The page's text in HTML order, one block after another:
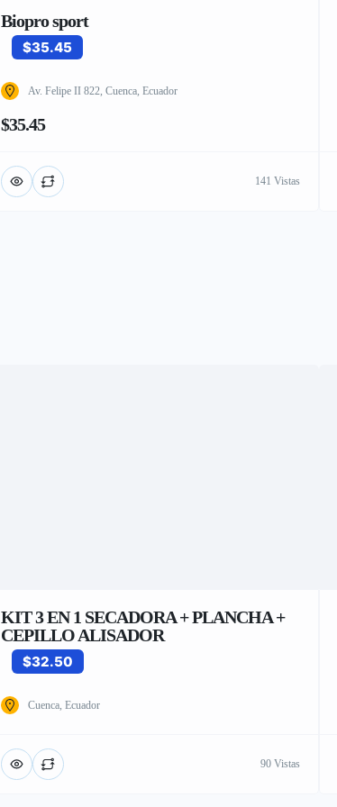
Biopro sport
$35.45
Av. Felipe II 822, Cuenca, Ecuador
$35.45
141 Vistas
KIT 3 EN 1 SECADORA + PLANCHA +
CEPILLO ALISADOR
$32.50
Cuenca, Ecuador
90 Vistas